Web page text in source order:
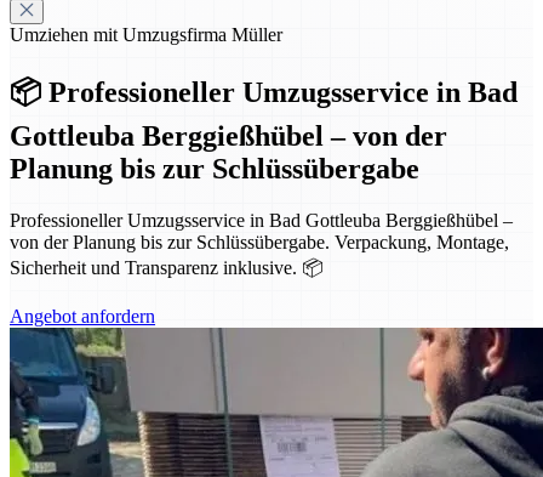
Umziehen mit Umzugsfirma Müller
📦 Professioneller Umzugsservice in Bad
Gottleuba Berggießhübel – von der
Planung bis zur Schlüssübergabe
Professioneller Umzugsservice in Bad Gottleuba Berggießhübel –
von der Planung bis zur Schlüssübergabe. Verpackung, Montage,
Sicherheit und Transparenz inklusive. 📦
Angebot anfordern